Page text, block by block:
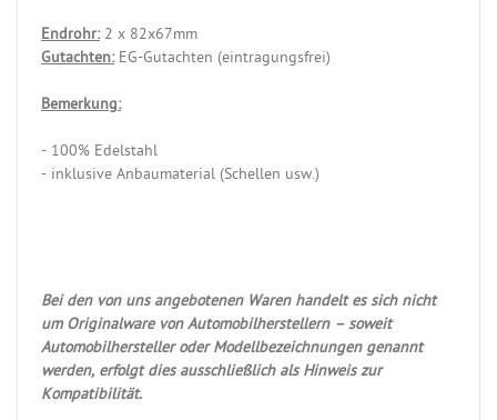
Endrohr:2 x 82x67mm
Gutachten:EG-Gutachten (eintragungsfrei)
Bemerkung:
- 100% Edelstahl
- inklusive Anbaumaterial (Schellen usw.)
Bei den von uns angebotenen Waren handelt es sich nicht
um Originalware von Automobilherstellern – soweit
Automobilhersteller oder Modellbezeichnungen genannt
werden, erfolgt dies ausschließlich als Hinweis zur
Kompatibilität.